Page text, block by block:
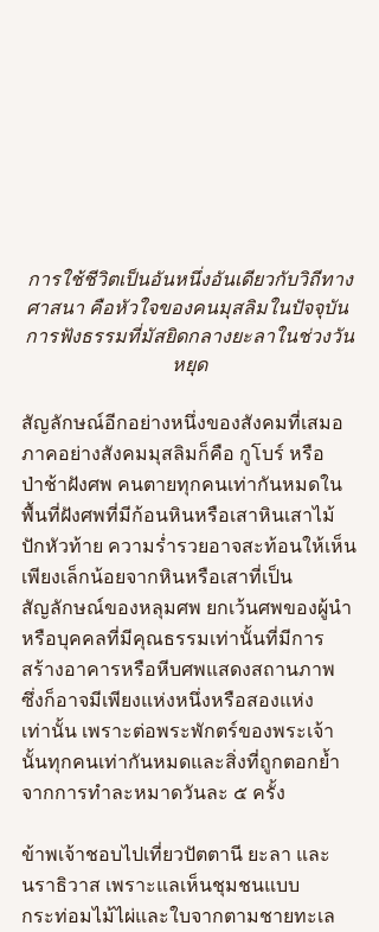
การใช้ชีวิตเป็นอันหนึ่งอันเดียวกับวิถีทาง
ศาสนา คือหัวใจของคนมุสลิมในปัจจุบัน
การฟังธรรมที่มัสยิดกลางยะลาในช่วงวัน
หยุด
สัญลักษณ์อีกอย่างหนึ่งของสังคมที่เสมอ
ภาคอย่างสังคมมุสลิมก็คือ กูโบร์ หรือ
ป่าช้าฝังศพ คนตายทุกคนเท่ากันหมดใน
พื้นที่ฝังศพที่มีก้อนหินหรือเสาหินเสาไม้
ปักหัวท้าย ความร่ำรวยอาจสะท้อนให้เห็น
เพียงเล็กน้อยจากหินหรือเสาที่เป็น
สัญลักษณ์ของหลุมศพ ยกเว้นศพของผู้นำ
หรือบุคคลที่มีคุณธรรมเท่านั้นที่มีการ
สร้างอาคารหรือหีบศพแสดงสถานภาพ
ซึ่งก็อาจมีเพียงแห่งหนึ่งหรือสองแห่ง
เท่านั้น เพราะต่อพระพักตร์ของพระเจ้า
นั้นทุกคนเท่ากันหมดและสิ่งที่ถูกตอกย้ำ
จากการทำละหมาดวันละ ๕ ครั้ง
ข้าพเจ้าชอบไปเที่ยวปัตตานี ยะลา และ
นราธิวาส เพราะแลเห็นชุมชนแบบ
กระท่อมไม้ไผ่และใบจากตามชายทะเล